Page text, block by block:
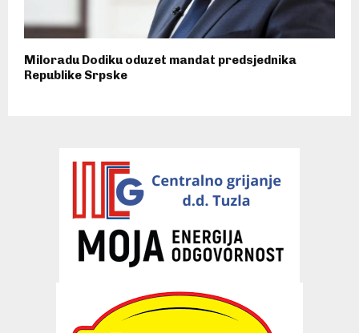
Miloradu Dodiku oduzet mandat predsjednika
Republike Srpske